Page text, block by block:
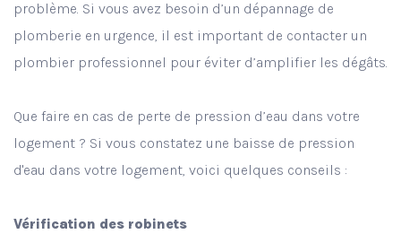
problème. Si vous avez besoin d’un dépannage de
plomberie en urgence, il est important de contacter un
plombier professionnel pour éviter d’amplifier les dégâts.
Que faire en cas de perte de pression d’eau dans votre
logement ? Si vous constatez une baisse de pression
d'eau dans votre logement, voici quelques conseils :
Vérification des robinets